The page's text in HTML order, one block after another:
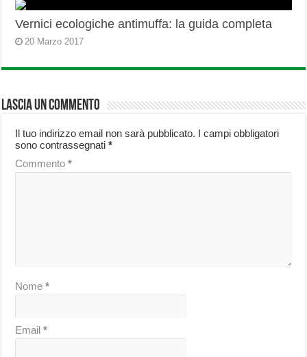
Vernici ecologiche antimuffa: la guida completa
20 Marzo 2017
Lascia un commento
Il tuo indirizzo email non sarà pubblicato. I campi obbligatori
sono contrassegnati*
Commento*
Nome*
Email*